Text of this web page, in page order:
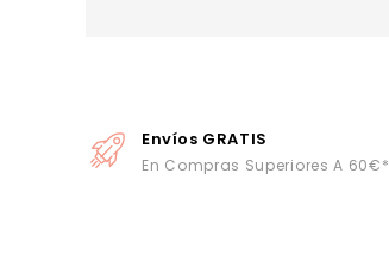
Envíos GRATIS
En Compras Superiores A 60€*